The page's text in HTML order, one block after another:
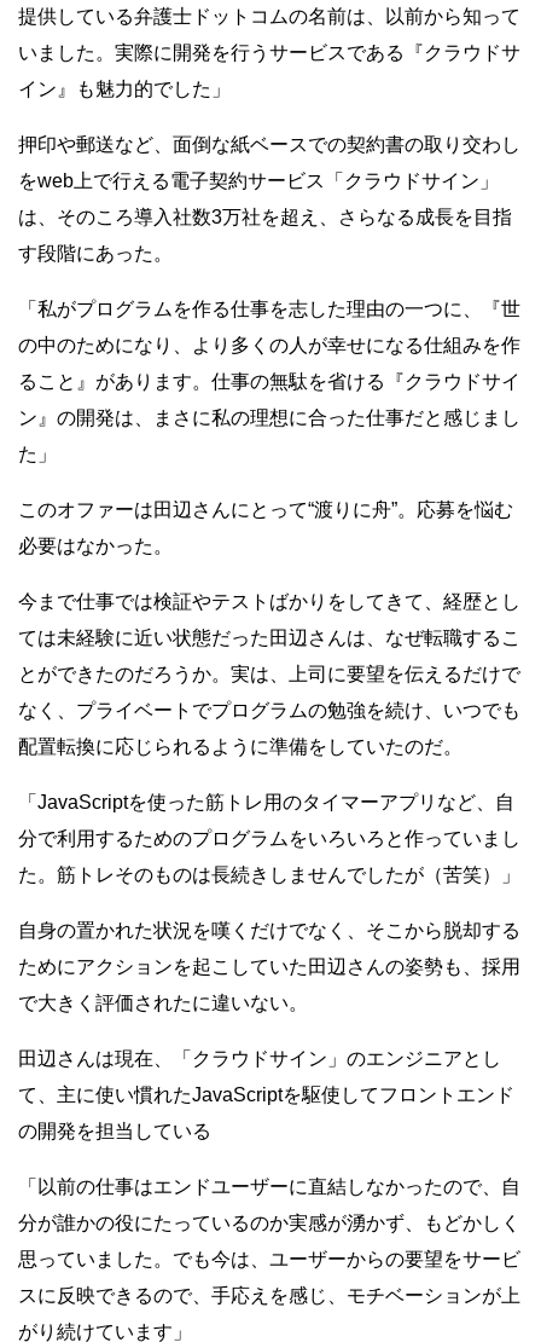
提供している弁護士ドットコムの名前は、以前から知って
いました。実際に開発を行うサービスである『クラウドサ
イン』も魅力的でした」
押印や郵送など、面倒な紙ベースでの契約書の取り交わし
をweb上で行える電子契約サービス「クラウドサイン」
は、そのころ導入社数3万社を超え、さらなる成長を目指
す段階にあった。
「私がプログラムを作る仕事を志した理由の一つに、『世
の中のためになり、より多くの人が幸せになる仕組みを作
ること』があります。仕事の無駄を省ける『クラウドサイ
ン』の開発は、まさに私の理想に合った仕事だと感じまし
た」
このオファーは田辺さんにとって“渡りに舟”。応募を悩む
必要はなかった。
今まで仕事では検証やテストばかりをしてきて、経歴とし
ては未経験に近い状態だった田辺さんは、なぜ転職するこ
とができたのだろうか。実は、上司に要望を伝えるだけで
なく、プライベートでプログラムの勉強を続け、いつでも
配置転換に応じられるように準備をしていたのだ。
「JavaScriptを使った筋トレ用のタイマーアプリなど、自
分で利用するためのプログラムをいろいろと作っていまし
た。筋トレそのものは長続きしませんでしたが（苦笑）」
自身の置かれた状況を嘆くだけでなく、そこから脱却する
ためにアクションを起こしていた田辺さんの姿勢も、採用
で大きく評価されたに違いない。
田辺さんは現在、「クラウドサイン」のエンジニアとし
て、主に使い慣れたJavaScriptを駆使してフロントエンド
の開発を担当している
「以前の仕事はエンドユーザーに直結しなかったので、自
分が誰かの役にたっているのか実感が湧かず、もどかしく
思っていました。でも今は、ユーザーからの要望をサービ
スに反映できるので、手応えを感じ、モチベーションが上
がり続けています」